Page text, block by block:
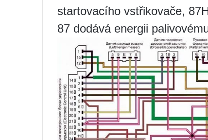
startovacího vstřikovače,
87 dodává energii